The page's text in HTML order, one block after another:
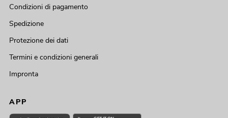
Condizioni di pagamento
Spedizione
Protezione dei dati
Termini e condizioni generali
Impronta
APP